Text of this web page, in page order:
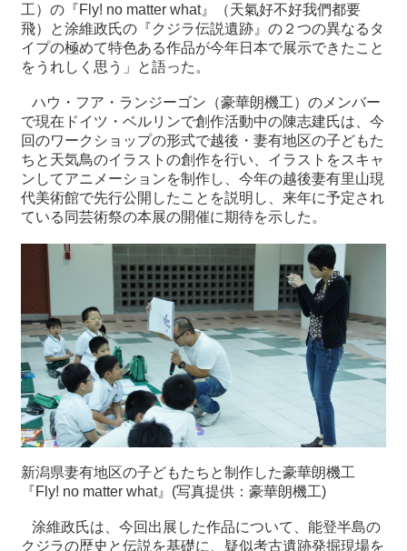
工）の『Fly! no matter what』（天氣好不好我們都要
飛）と涂維政氏の『クジラ伝説遺跡』の２つの異なるタ
イプの極めて特色ある作品が今年日本で展示できたこと
をうれしく思う」と語った。
ハウ・フア・ランジーゴン（豪華朗機工）のメンバー
で現在ドイツ・ベルリンで創作活動中の陳志建氏は、今
回のワークショップの形式で越後・妻有地区の子どもた
ちと天気鳥のイラストの創作を行い、イラストをスキャ
ンしてアニメーションを制作し、今年の越後妻有里山現
代美術館で先行公開したことを説明し、来年に予定され
ている同芸術祭の本展の開催に期待を示した。
新潟県妻有地区の子どもたちと制作した豪華朗機工
『Fly! no matter what』(写真提供：豪華朗機工)
涂維政氏は、今回出展した作品について、能登半島の
クジラの歴史と伝説を基礎に、疑似考古遺跡発掘現場を